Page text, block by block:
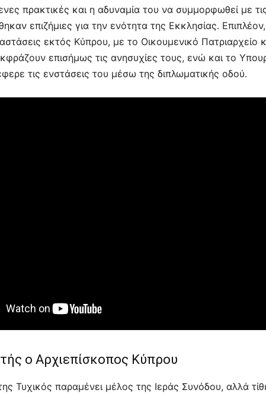
πρακτικές και η αδυναμία του να συμμορφωθεί με
επιζήμιες για την ενότητα της Εκκλησίας.
εκτός Κύπρου, με το Οικουμενικό Πατριαρχείο
επισήμως τις ανησυχίες τους, ενώ και το
τις ενστάσεις του μέσω της διπλωματικής οδού.
ο Αρχιεπίσκοπος Κύπρου
Τυχικός παραμένει μέλος της Ιεράς Συνόδου, αλλά